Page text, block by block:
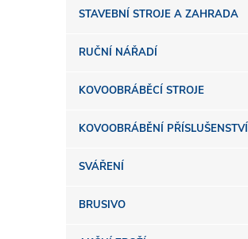
a
n
n
p
a
STAVEBNÍ STROJE A ZAHRADA
RUČNÍ NÁŘADÍ
KOVOOBRÁBĚCÍ STROJE
KOVOOBRÁBĚNÍ PŘÍSLUŠENSTVÍ
SVÁŘENÍ
BRUSIVO